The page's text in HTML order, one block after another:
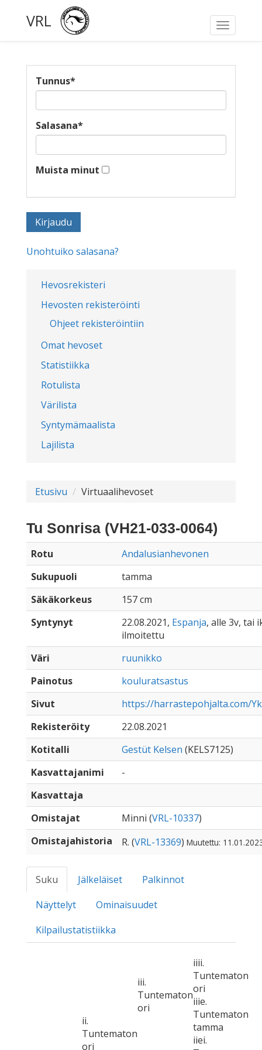
Toggle
VRL
Hevosrekisteri
Hevosten rekisteröinti
Ohjeet rekisteröintiin
Omat hevoset
Statistiikka
Rotulista
Värilista
Syntymämaalista
Lajilista
Tunnus*
Salasana*
Muista minut
Unohtuiko salasana?
Etusivu Virtuaalihevoset
Tu Sonrisa (VH21-033-0064)
Rotu
Andalusianhevonen
Sukupuoli
tamma
Säkäkorkeus
157 cm
Syntynyt
22.08.2021, Espanja, alle 3v, tai
ilmoitettu
Väri
ruunikko
Painotus
kouluratsastus
Sivut
https://harrastepohjalta.com/
Rekisteröity
22.08.2021
Kotitalli
Gestüt Kelsen (KELS7125)
Kasvattajanimi
-
Kasvattaja
Omistajat
Minni (VRL-10337)
Omistajahistoria
R. (VRL-13369) Muutettu:
Suku Jälkeläiset
Palkinnot
Näyttelyt
Ominaisuudet
Kilpailustatistiikka
ii.
Tuntematon
ori
iii.
Tuntematon
ori
iiii.
Tuntematon
ori
iiie.
Tuntematon
tamma
iiei.